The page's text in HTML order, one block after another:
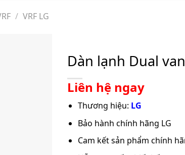
/ VRF LG
Dàn lạnh Dual
Liên hệ ngay
Thương hiệu: LG
Bảo hành chính hãng LG
Cam kết sản phẩm chính